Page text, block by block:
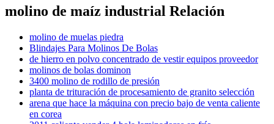
molino de maíz industrial Relación
molino de muelas piedra
Blindajes Para Molinos De Bolas
de hierro en polvo concentrado de vestir equipos proveedor
molinos de bolas dominon
3400 molino de rodillo de presión
planta de trituración de procesamiento de granito selección
arena que hace la máquina con precio bajo de venta caliente
en corea